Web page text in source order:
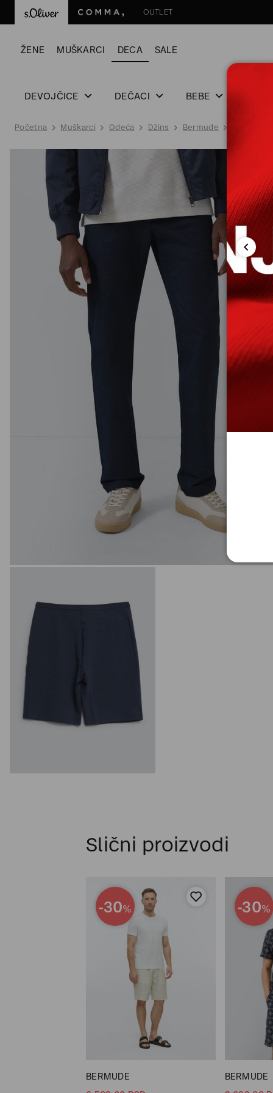
OUTLET
ŽENE MUŠKARCI DECA SALE
DEVOJČICE DEČACI BEBE
Početna Muškarci Odeća Džins Bermude
Slični proizvodi
-30%
BERMUDE
-30%
BERMUDE